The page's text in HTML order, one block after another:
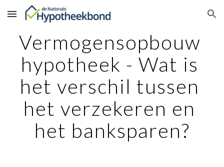
Skip to main content Skip to navigation
Vermogensopbouw
hypotheek - Wat is
het verschil tussen
het verzekeren en
het banksparen?